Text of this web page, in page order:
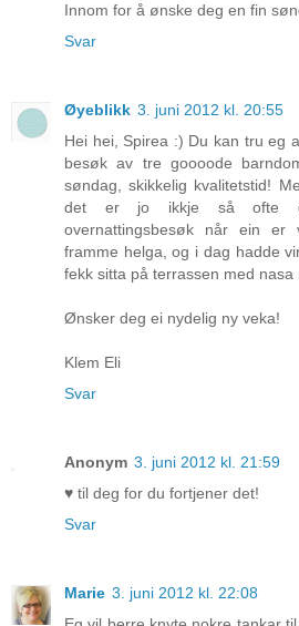
Innom for å ønske deg en fin
Svar
Øyeblikk 3. juni 2012 kl. 20:55
Hei hei, Spirea :) Du kan tru eg
besøk av tre goooode
søndag, skikkelig kvalitetstid!
det er jo ikkje så ofte
overnattingsbesøk når ein
framme helga, og i dag hadde
fekk sitta på terrassen med
Ønsker deg ei nydelig ny veka!
Klem Eli
Svar
Anonym 3. juni 2012 kl. 21:59
♥ til deg for du fortjener det!
Svar
Marie 3. juni 2012 kl. 22:08